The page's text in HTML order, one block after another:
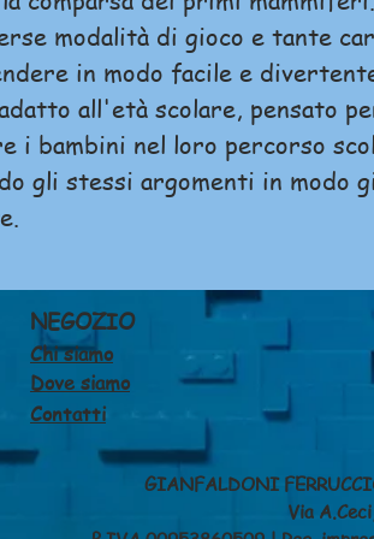
modalità di gioco e tante
in modo facile e
all'età scolare, pensato
i bambini nel loro percorso
gli stessi argomenti in modo
NEGOZIO
Chi siamo
Dove siamo
Contatti
GIANFALDONI
Via